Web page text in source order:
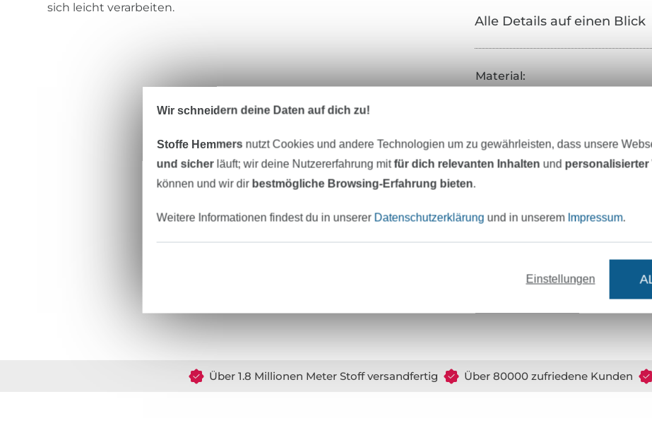
sich leicht verarbeiten.
Alle Details auf einen Blick
Material:
Farbe:
Über 1.8 Millionen Meter Stoff versandfertig Über 80000 zufriedene Kunden
Wir schneidern deine Daten auf dich zu!
Stoffe Hemmers nutzt Cookies und andere Technologien um zu gewährleisten, dass unsere
und sicherläuft; wir deine Nutzererfahrung mitfür dich relevanten Inhalten und personalisierter
können und wir dir bestmögliche Browsing-Erfahrung bieten.
Weitere Informationen findest du in unserer Datenschutzerklärung und in unserem Impressum.
Einstellungen